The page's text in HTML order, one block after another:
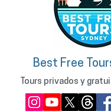
Best Free
Tours privados y